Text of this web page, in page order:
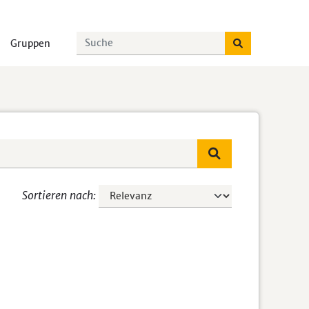
Gruppen
Sortieren nach